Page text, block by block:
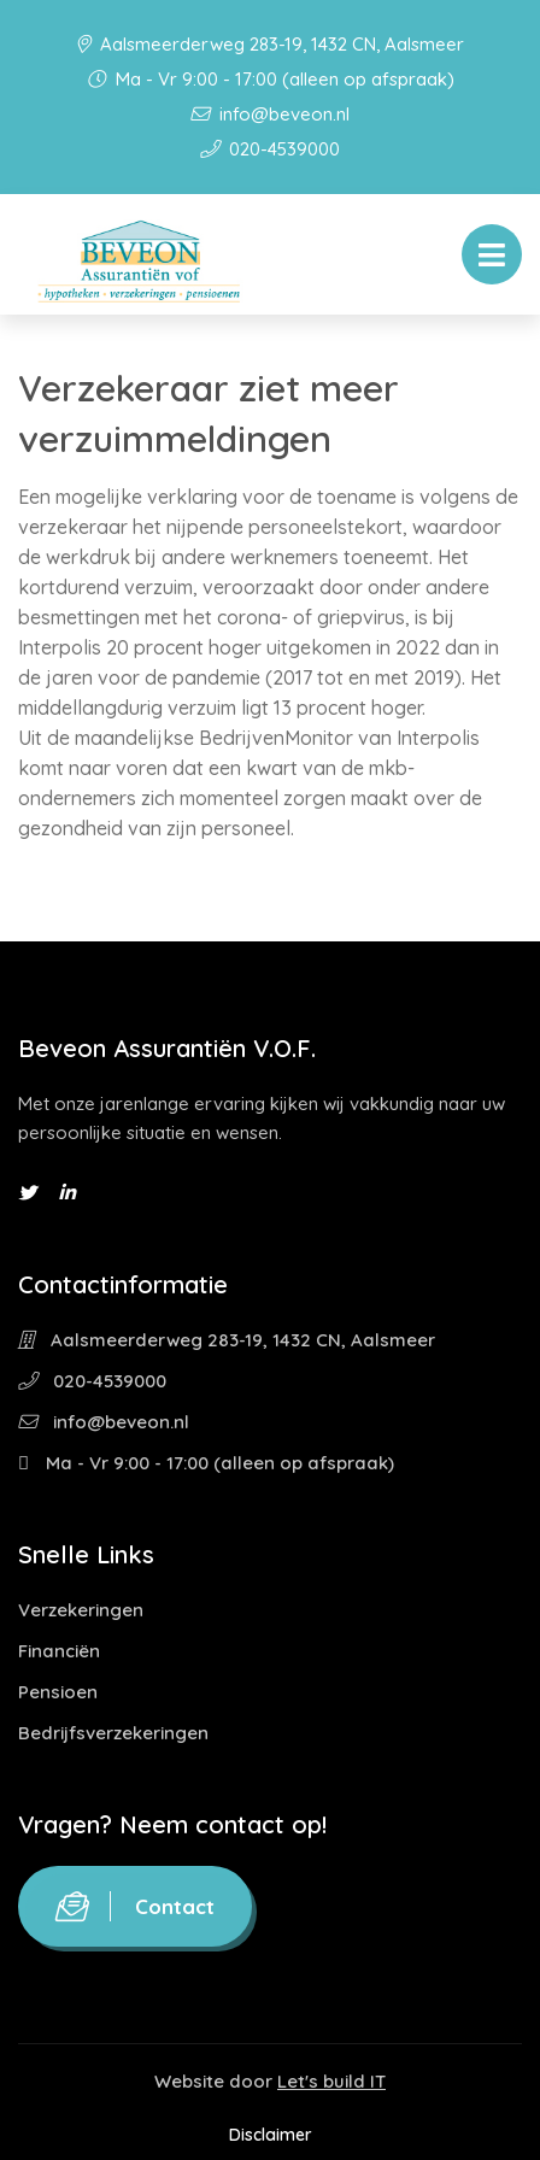
Aalsmeerderweg 283-19, 1432 CN, Aalsmeer
Ma - Vr 9:00 - 17:00 (alleen op afspraak)
info@beveon.nl
020-4539000
Verzekeraar ziet meer
verzuimmeldingen
Een mogelijke verklaring voor de toename is volgens de
verzekeraar het nijpende personeelstekort, waardoor
de werkdruk bij andere werknemers toeneemt. Het
kortdurend verzuim, veroorzaakt door onder andere
besmettingen met het corona- of griepvirus, is bij
Interpolis 20 procent hoger uitgekomen in 2022 dan in
de jaren voor de pandemie (2017 tot en met 2019). Het
middellangdurig verzuim ligt 13 procent hoger.
Uit de maandelijkse BedrijvenMonitor van Interpolis
komt naar voren dat een kwart van de mkb-
ondernemers zich momenteel zorgen maakt over de
gezondheid van zijn personeel.
Beveon Assurantiën V.O.F.
Met onze jarenlange ervaring kijken wij vakkundig naar uw
persoonlijke situatie en wensen.
Contactinformatie
Aalsmeerderweg 283-19, 1432 CN, Aalsmeer
020-4539000
info@beveon.nl
Ma - Vr 9:00 - 17:00 (alleen op afspraak)
Snelle Links
Verzekeringen
Financiën
Pensioen
Bedrijfsverzekeringen
Vragen? Neem contact op!
Contact
Website door Let's build IT
Disclaimer